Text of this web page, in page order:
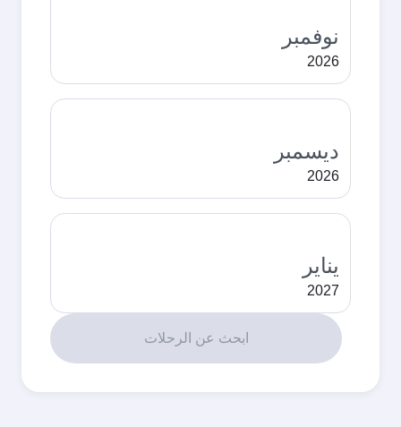
نوفمبر
2026
ديسمبر
2026
يناير
2027
ابحث عن الرحلات